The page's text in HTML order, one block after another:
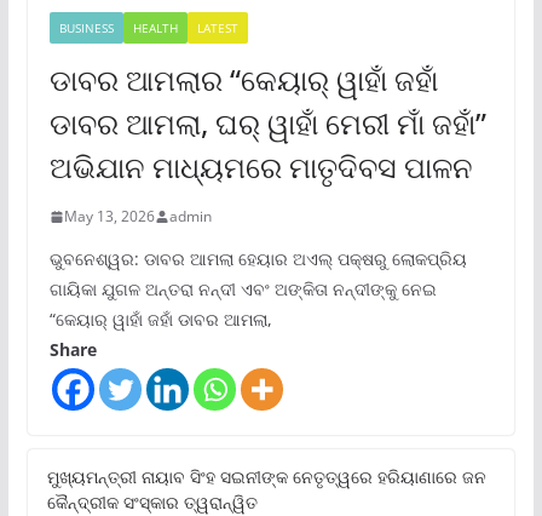
BUSINESS HEALTH LATEST
ଡାବର ଆମଲାର “କେୟାର୍ ୱାହାଁ ଜହାଁ
ଡାବର ଆମଲା, ଘର୍ ୱାହାଁ ମେରୀ ମାଁ ଜହାଁ”
ଅଭିଯାନ ମାଧ୍ୟମରେ ମାତୃଦିବସ ପାଳନ
May 13, 2026 admin
ଭୁବନେଶ୍ୱର: ଡାବର ଆମଲା ହେୟାର ଅଏଲ୍ ପକ୍ଷରୁ ଲୋକପ୍ରିୟ
ଗାୟିକା ଯୁଗଳ ଅନ୍ତରା ନନ୍ଦୀ ଏବଂ ଅଙ୍କିତା ନନ୍ଦୀଙ୍କୁ ନେଇ
“କେୟାର୍ ୱାହାଁ ଜହାଁ ଡାବର ଆମଲା,
Share
ମୁଖ୍ୟମନ୍ତ୍ରୀ ନାୟାବ ସିଂହ ସଇନୀଙ୍କ ନେତୃତ୍ୱରେ ହରିୟାଣାରେ ଜନ
କୈନ୍ଦ୍ରୀକ ସଂସ୍କାର ତ୍ୱରାନ୍ୱିତ